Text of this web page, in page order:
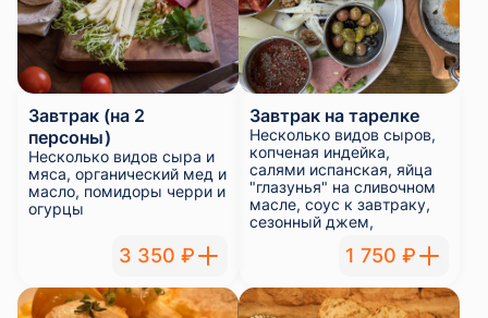
Завтрак (на 2
персоны)
Несколько видов сыра и
мяса, органический мед и
масло, помидоры черри и
огурцы
3 350 ₽
Завтрак на тарелке
Несколько видов сыров,
копченая индейка,
салями испанская, яйца
"глазунья" на сливочном
масле, соус к завтраку,
сезонный джем,
1 750 ₽